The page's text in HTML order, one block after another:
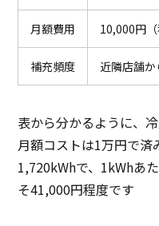
月額費用 10,000円
補充頻度 近隣店舗
表から分かるように、
月額コストは1万円で済
1,720kWhで、1kWhあ
そ41,000円程度です